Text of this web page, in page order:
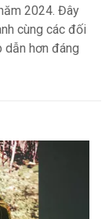
2024. Đây
cùng các đối
dẫn hơn đáng